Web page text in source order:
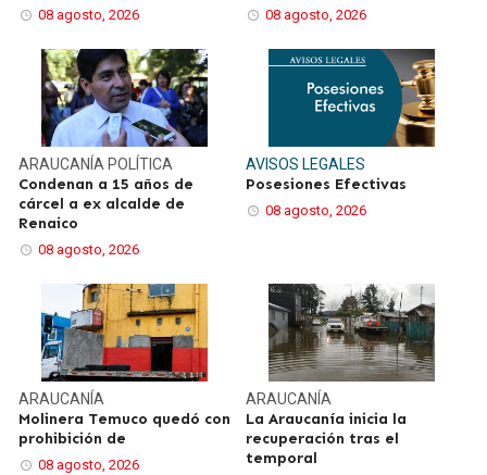
08 agosto, 2026 08 agosto, 2026
ARAUCANÍA POLÍTICA
Condenan a 15 años de
cárcel a ex alcalde de
Renaico
08 agosto, 2026
AVISOS LEGALES
Posesiones Efectivas
08 agosto, 2026
ARAUCANÍA
Molinera Temuco quedó con
prohibición de
08 agosto, 2026
ARAUCANÍA
La Araucanía inicia la
recuperación tras el
temporal